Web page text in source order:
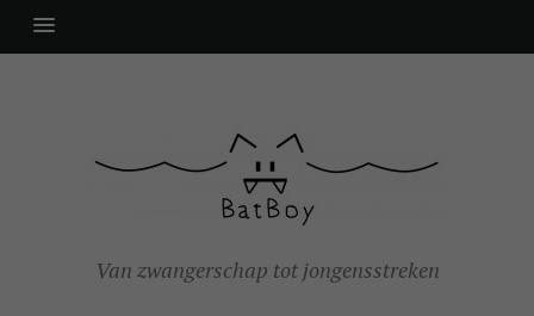
Van zwangerschap tot jongensstreken